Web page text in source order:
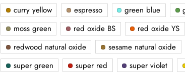
curry yellow
espresso green blue
moss green
red oxide BS
red oxide YS
redwood natural oxide
sesame natural oxide
super green
super red super violet